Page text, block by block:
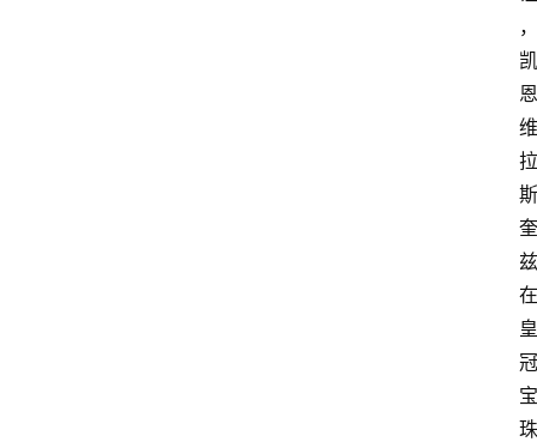
，
凯
恩
维
拉
斯
奎
兹
在
皇
冠
宝
珠